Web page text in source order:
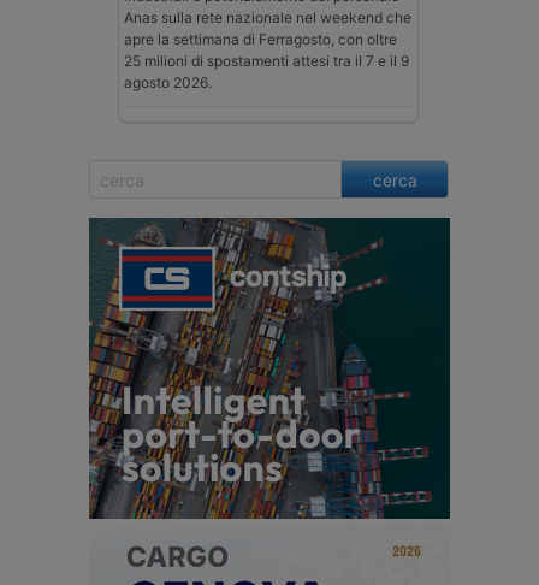
Anas sulla rete nazionale nel weekend che
apre la settimana di Ferragosto, con oltre
25 milioni di spostamenti attesi tra il 7 e il 9
agosto 2026.
cerca